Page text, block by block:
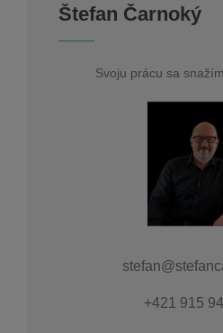
Štefan Čarnoký
Svoju prácu sa
+421 915